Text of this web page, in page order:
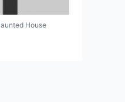
House